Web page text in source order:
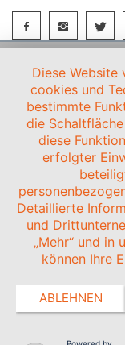
Diese
cookies und
bestimmte
die
diese
erfolgter
Detaillierte
und
„Mehr“ und in
können Ihre
ABLEHNEN